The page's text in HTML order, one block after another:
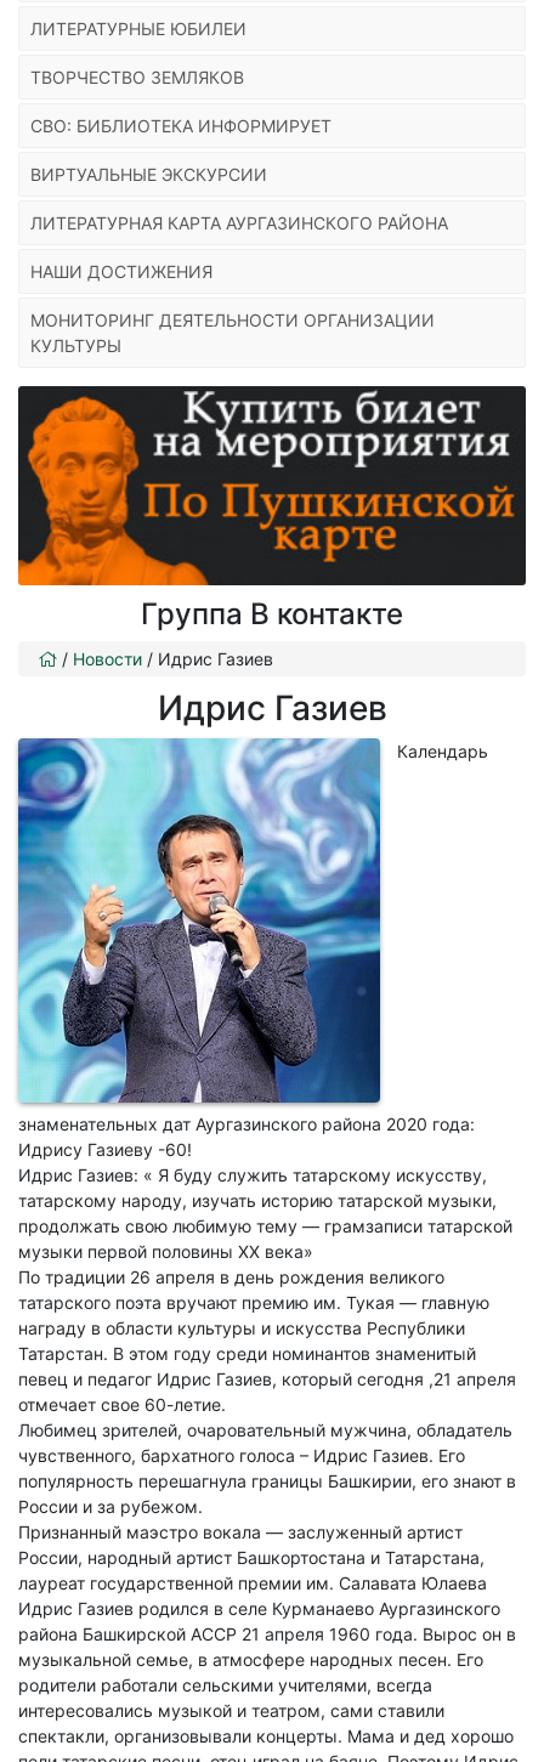
ЛИТЕРАТУРНЫЕ ЮБИЛЕИ
ТВОРЧЕСТВО ЗЕМЛЯКОВ
СВО: БИБЛИОТЕКА ИНФОРМИРУЕТ
ВИРТУАЛЬНЫЕ ЭКСКУРСИИ
ЛИТЕРАТУРНАЯ КАРТА АУРГАЗИНСКОГО РАЙОНА
НАШИ ДОСТИЖЕНИЯ
МОНИТОРИНГ ДЕЯТЕЛЬНОСТИ ОРГАНИЗАЦИИ
КУЛЬТУРЫ
Группа В контакте
/ Новости / Идрис Газиев
Идрис Газиев
Календарь
знаменательных дат Аургазинского района 2020 года:
Идрису Газиеву -60!
Идрис Газиев: « Я буду служить татарскому искусству,
татарскому народу, изучать историю татарской музыки,
продолжать свою любимую тему — грамзаписи татарской
музыки первой половины ХХ века»
По традиции 26 апреля в день рождения великого
татарского поэта вручают премию им. Тукая — главную
награду в области культуры и искусства Республики
Татарстан. В этом году среди номинантов знаменитый
певец и педагог Идрис Газиев, который сегодня ,21 апреля
отмечает свое 60-летие.
Любимец зрителей, очаровательный мужчина, обладатель
чувственного, бархатного голоса – Идрис Газиев. Его
популярность перешагнула границы Башкирии, его знают в
России и за рубежом.
Признанный маэстро вокала — заслуженный артист
России, народный артист Башкортостана и Татарстана,
лауреат государственной премии им. Салавата Юлаева
Идрис Газиев родился в селе Курманаево Аургазинского
района Башкирской АССР 21 апреля 1960 года. Вырос он в
музыкальной семье, в атмосфере народных песен. Его
родители работали сельскими учителями, всегда
интересовались музыкой и театром, сами ставили
спектакли, организовывали концерты. Мама и дед хорошо